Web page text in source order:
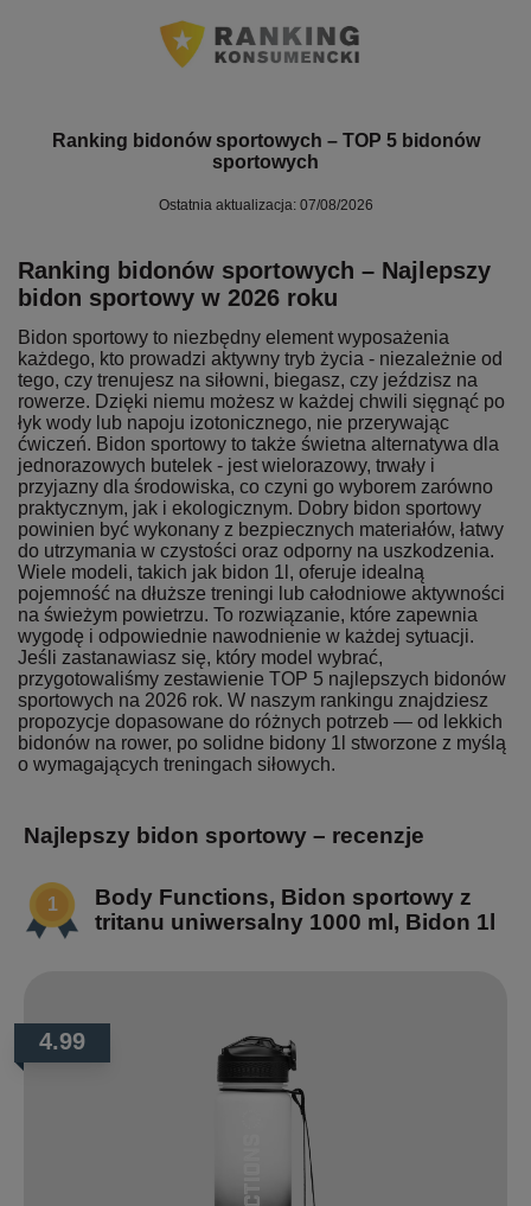
Ranking bidonów sportowych – TOP 5 bidonów
sportowych
Ostatnia aktualizacja: 07/08/2026
Ranking bidonów sportowych – Najlepszy
bidon sportowy w 2026 roku
Bidon sportowy to niezbędny element wyposażenia
każdego, kto prowadzi aktywny tryb życia - niezależnie od
tego, czy trenujesz na siłowni, biegasz, czy jeździsz na
rowerze. Dzięki niemu możesz w każdej chwili sięgnąć po
łyk wody lub napoju izotonicznego, nie przerywając
ćwiczeń. Bidon sportowy to także świetna alternatywa dla
jednorazowych butelek - jest wielorazowy, trwały i
przyjazny dla środowiska, co czyni go wyborem zarówno
praktycznym, jak i ekologicznym. Dobry bidon sportowy
powinien być wykonany z bezpiecznych materiałów, łatwy
do utrzymania w czystości oraz odporny na uszkodzenia.
Wiele modeli, takich jak bidon 1l, oferuje idealną
pojemność na dłuższe treningi lub całodniowe aktywności
na świeżym powietrzu. To rozwiązanie, które zapewnia
wygodę i odpowiednie nawodnienie w każdej sytuacji.
Jeśli zastanawiasz się, który model wybrać,
przygotowaliśmy zestawienie TOP 5 najlepszych bidonów
sportowych na 2026 rok. W naszym rankingu znajdziesz
propozycje dopasowane do różnych potrzeb — od lekkich
bidonów na rower, po solidne bidony 1l stworzone z myślą
o wymagających treningach siłowych.
Najlepszy bidon sportowy – recenzje
Body Functions, Bidon sportowy z
tritanu uniwersalny 1000 ml, Bidon 1l
4.99